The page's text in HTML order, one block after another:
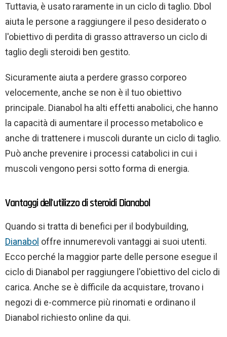
Tuttavia, è usato raramente in un ciclo di taglio. Dbol
aiuta le persone a raggiungere il peso desiderato o
l'obiettivo di perdita di grasso attraverso un ciclo di
taglio degli steroidi ben gestito.
Sicuramente aiuta a perdere grasso corporeo
velocemente, anche se non è il tuo obiettivo
principale. Dianabol ha alti effetti anabolici, che hanno
la capacità di aumentare il processo metabolico e
anche di trattenere i muscoli durante un ciclo di taglio.
Può anche prevenire i processi catabolici in cui i
muscoli vengono persi sotto forma di energia.
Vantaggi dell'utilizzo di steroidi Dianabol
Quando si tratta di benefici per il bodybuilding,
Dianabol offre innumerevoli vantaggi ai suoi utenti.
Ecco perché la maggior parte delle persone esegue il
ciclo di Dianabol per raggiungere l'obiettivo del ciclo di
carica. Anche se è difficile da acquistare, trovano i
negozi di e-commerce più rinomati e ordinano il
Dianabol richiesto online da qui.